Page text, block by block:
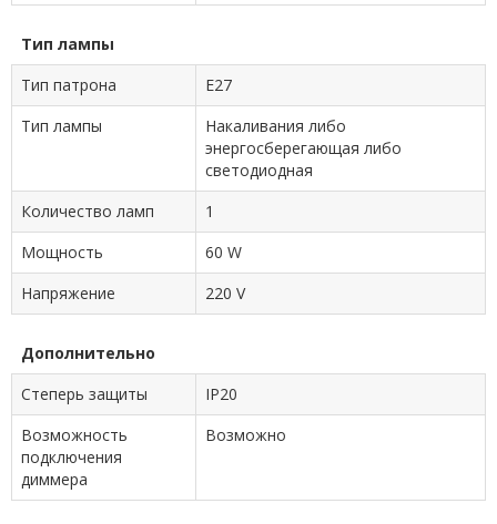
Тип лампы
Тип патрона
E27
Тип лампы
Накаливания либо
энергосберегающая либо
светодиодная
Количество ламп
1
Мощность
60 W
Напряжение
220 V
Дополнительно
Степерь защиты
IP20
Возможность
подключения
диммера
Возможно